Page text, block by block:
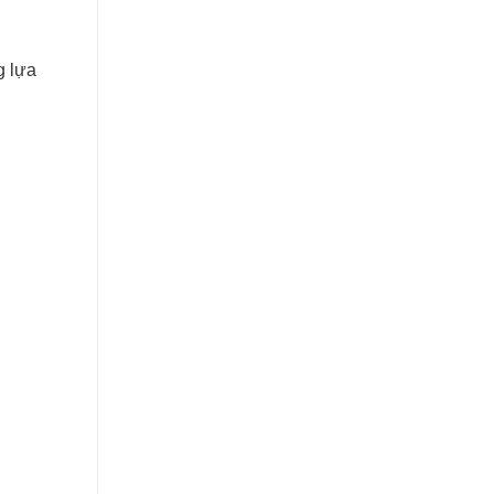
lựa